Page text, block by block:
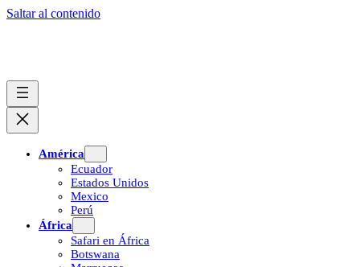
Saltar al contenido
América
Ecuador
Estados Unidos
Mexico
Perú
África
Safari en África
Botswana